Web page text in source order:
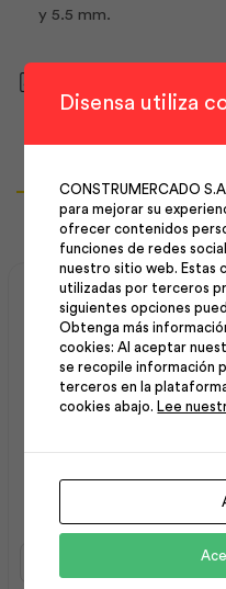
y 5.5 mm.
Disensa utiliza
CONSTRUMERCADO
para mejorar su
ofrecer contenidos
funciones de redes
nuestro sitio web. Estas
utilizadas por terceros
siguientes opciones
Obtenga más
cookies: Al aceptar
se recopile información
terceros en la
cookies abajo.
Lee